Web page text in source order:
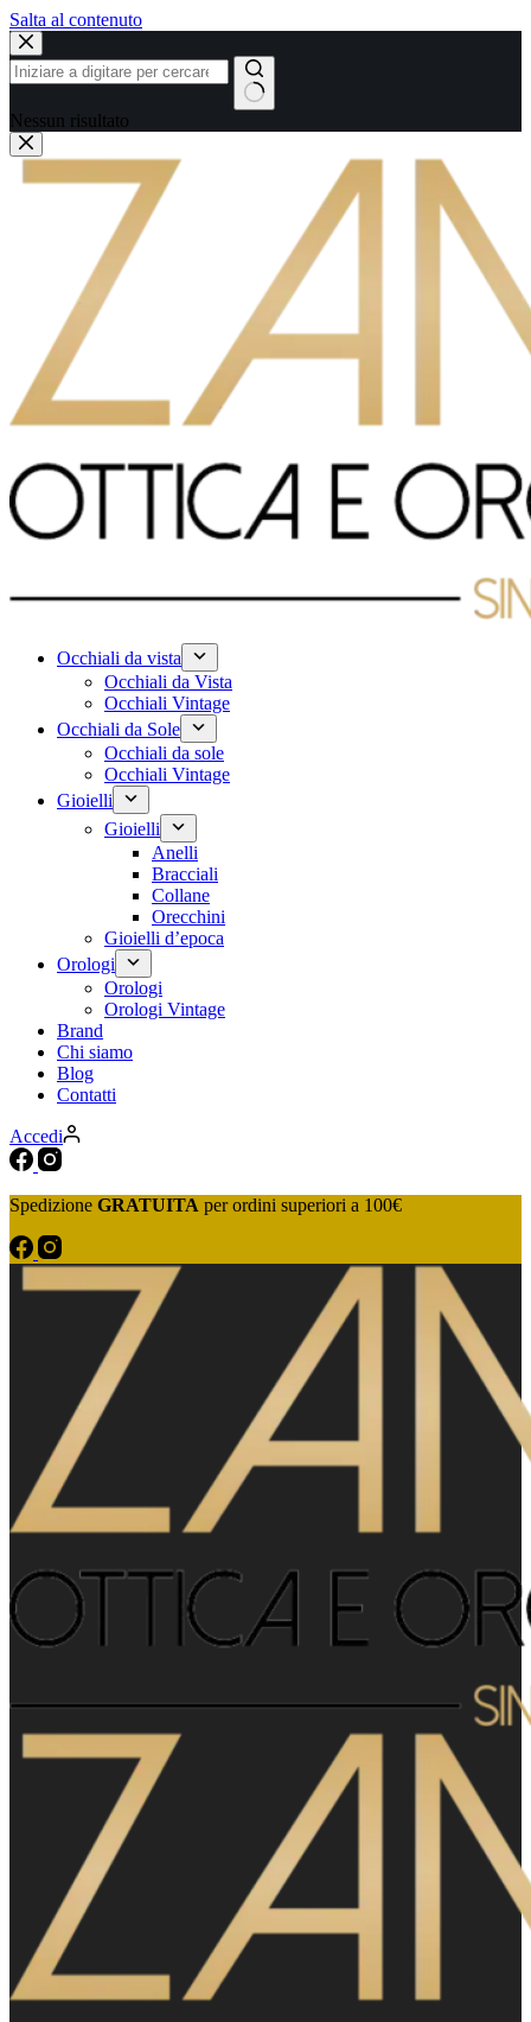
Salta al contenuto
Nessun risultato
Occhiali da vista
Occhiali da Vista
Occhiali Vintage
Occhiali da Sole
Occhiali da sole
Occhiali Vintage
Gioielli
Gioielli
Anelli
Bracciali
Collane
Orecchini
Gioielli d’epoca
Orologi
Orologi
Orologi Vintage
Brand
Chi siamo
Blog
Contatti
Accedi
Spedizione GRATUITA per ordini superiori a 100€